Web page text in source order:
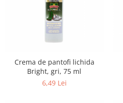
Balsam de par
Ingrijire corp
Geluri de dus
Deodorante si antiperspirante
Lotiuni si creme de corp
Parfumuri
Crema de pantofi lichida
Bright, gri, 75 ml
6,49 Lei